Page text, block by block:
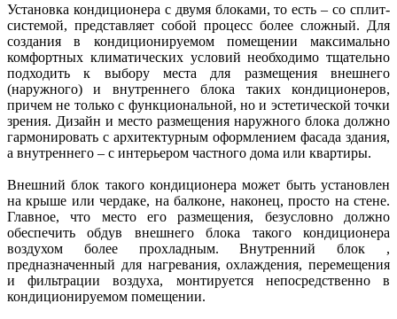
Установка кондиционера с двумя блоками, то есть – со сплит-
системой, представляет собой процесс более сложный. Для
создания в кондиционируемом помещении максимально
комфортных климатических условий необходимо тщательно
подходить к выбору места для размещения внешнего
(наружного) и внутреннего блока таких кондиционеров,
причем не только с функциональной, но и эстетической точки
зрения. Дизайн и место размещения наружного блока должно
гармонировать с архитектурным оформлением фасада здания,
а внутреннего – с интерьером частного дома или квартиры.
Внешний блок такого кондиционера может быть установлен
на крыше или чердаке, на балконе, наконец, просто на стене.
Главное, что место его размещения, безусловно должно
обеспечить обдув внешнего блока такого кондиционера
воздухом более прохладным. Внутренний блок ,
предназначенный для нагревания, охлаждения, перемещения
и фильтрации воздуха, монтируется непосредственно в
кондиционируемом помещении.